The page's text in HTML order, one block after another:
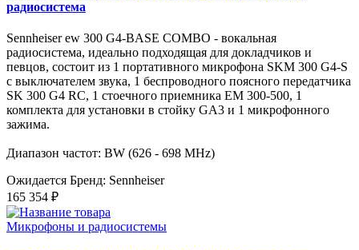
радиосистема
Sennheiser ew 300 G4-BASE COMBO - вокальная
радиосистема, идеально подходящая для докладчиков и
певцов, состоит из 1 портативного микрофона SKM 300 G4-S
с выключателем звука, 1 беспроводного поясного передатчика
SK 300 G4 RC, 1 стоечного приемника EM 300-500, 1
комплекта для установки в стойку GA3 и 1 микрофонного
зажима.
Диапазон частот: BW (626 - 698 MHz)
Ожидается Бренд: Sennheiser
165 354 ₽
Микрофоны и радиосистемы